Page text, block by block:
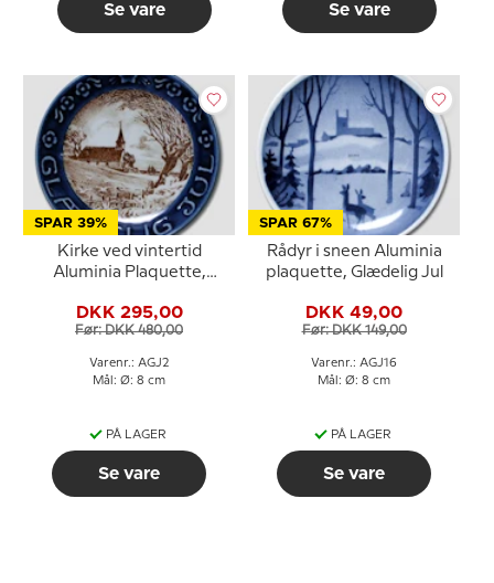
Se vare Se vare
SPAR 39%
Kirke ved vintertid
Aluminia Plaquette,
DKK 295,00
Før: DKK 480,00
Varenr.: AGJ2
Mål: Ø: 8 cm
PÅ LAGER
Se vare
SPAR 67%
Rådyr i sneen Aluminia
plaquette, Glædelig Jul
DKK 49,00
Før: DKK 149,00
Varenr.: AGJ16
Mål: Ø: 8 cm
PÅ LAGER
Se vare